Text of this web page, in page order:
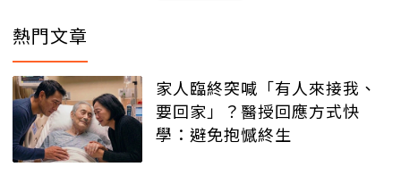
熱門文章
家人臨終突喊「有人來接我、
要回家」？醫授回應方式快
學：避免抱憾終生